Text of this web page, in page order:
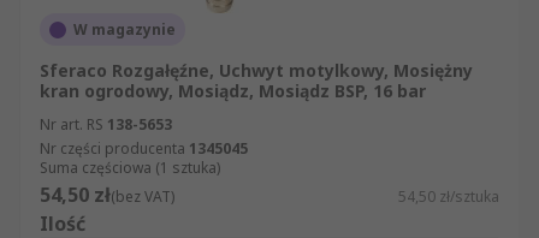
W magazynie
Sferaco Rozgałęźne, Uchwyt motylkowy, Mosiężny
kran ogrodowy, Mosiądz, Mosiądz BSP, 16 bar
Nr art. RS 138-5653
Nr części producenta 1345045
Suma częściowa (1 sztuka)
54,50 zł(bez VAT) 54,50 zł/sztuka
Ilość